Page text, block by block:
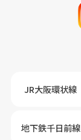
JR大阪環状線
地下鉄千日前線